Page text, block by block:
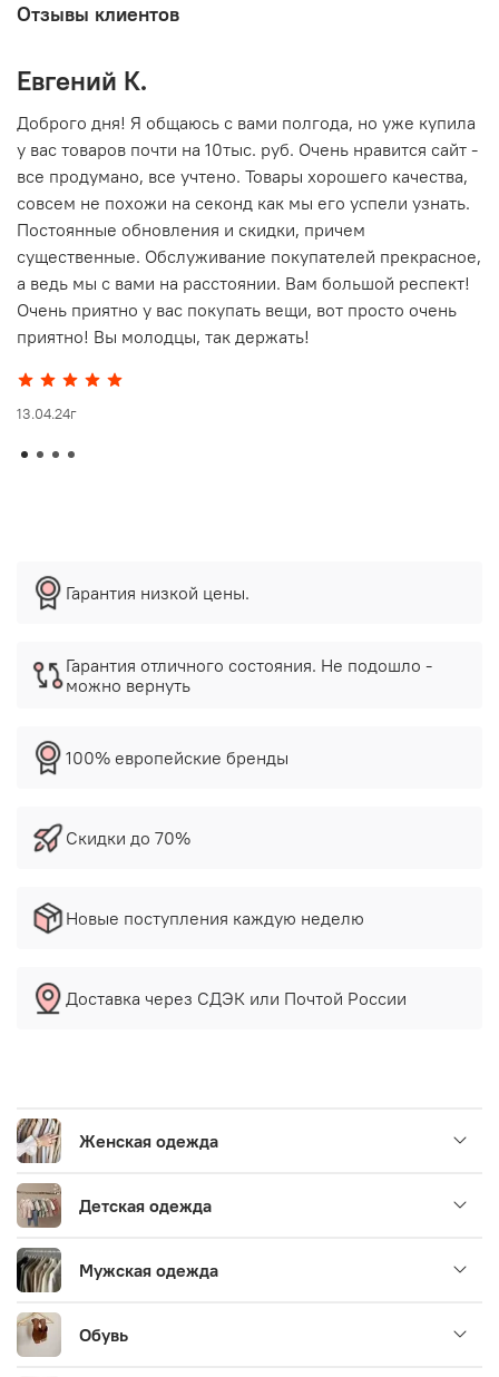
Отзывы клиентов
Евгений К.
Доброго дня! Я общаюсь с вами полгода, но уже купила
у вас товаров почти на 10тыс. руб. Очень нравится сайт -
все продумано, все учтено. Товары хорошего качества,
совсем не похожи на секонд как мы его успели узнать.
Постоянные обновления и скидки, причем
существенные. Обслуживание покупателей прекрасное,
а ведь мы с вами на расстоянии. Вам большой респект!
Очень приятно у вас покупать вещи, вот просто очень
приятно! Вы молодцы, так держать!
13.04.24г
Гарантия низкой цены.
Гарантия отличного состояния. Не подошло -
можно вернуть
100% европейские бренды
Скидки до 70%
Новые поступления каждую неделю
Доставка через СДЭК или Почтой России
Женская одежда
Детская одежда
Мужская одежда
Обувь